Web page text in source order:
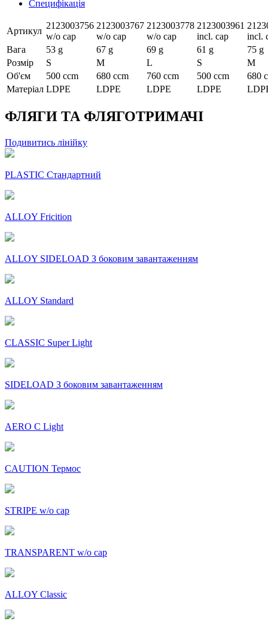
Специфікація
Артикул
2123003756
w/o cap
2123003767
w/o cap
2123003778
w/o cap
2123003961
incl. cap
incl.
Вага
53 g 67 g 69 g 61 g
75 g
Розмір
S M L S
M
Об'єм
500 ccm 680 ccm 760 ccm 500 ccm
680
Матеріал LDPE LDPE LDPE LDPE
ФЛЯГИ ТА ФЛЯГОТРИМАЧІ
Подивитись лінійку
PLASTIC Стандартний
ALLOY Fricition
ALLOY SIDELOAD З боковим завантаженням
ALLOY Standard
CLASSIC Super Light
SIDELOAD З боковим завантаженням
AERO C Light
CAUTION Термос
STRIPE w/o cap
TRANSPARENT w/o cap
ALLOY Classic